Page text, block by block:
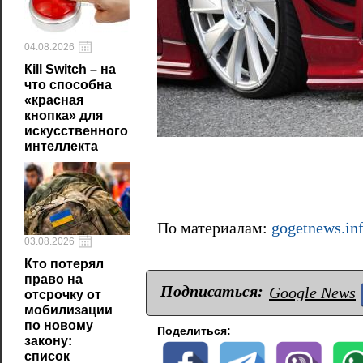
04.08.2026
Кill Switch – на
что способна
«красная
кнопка» для
искусственного
интеллекта
03.08.2026
Кто потерял
право на
отсрочку от
мобилизации
по новому
закону:
список
По материалам:
Подписаться: Google News
Поделиться: